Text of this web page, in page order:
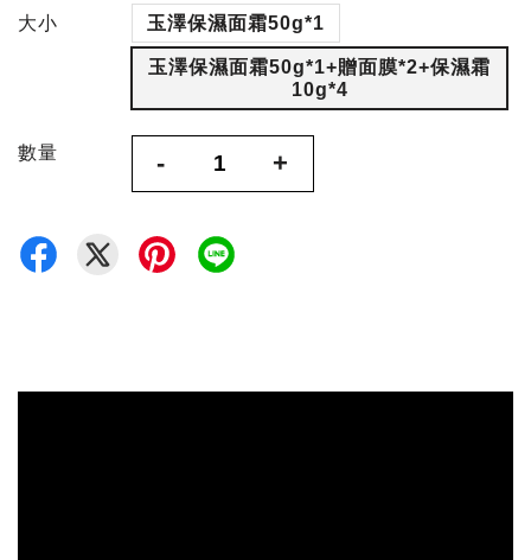
大小 玉澤保濕面霜50g*1
玉澤保濕面霜50g*1+贈面膜*2+保濕霜
10g*4
數量 - +